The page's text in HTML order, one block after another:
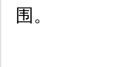
围。